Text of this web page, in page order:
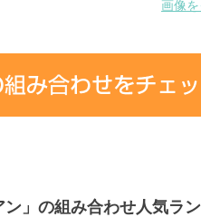
画像
ン」の組み合わせ人気ラ